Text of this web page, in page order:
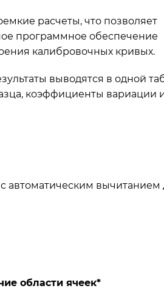
расчеты, что позволяет
программное обеспечение
калибровочных кривых.
выводятся в одной
коэффициенты вариации
автоматическим вычитанием
области ячеек*